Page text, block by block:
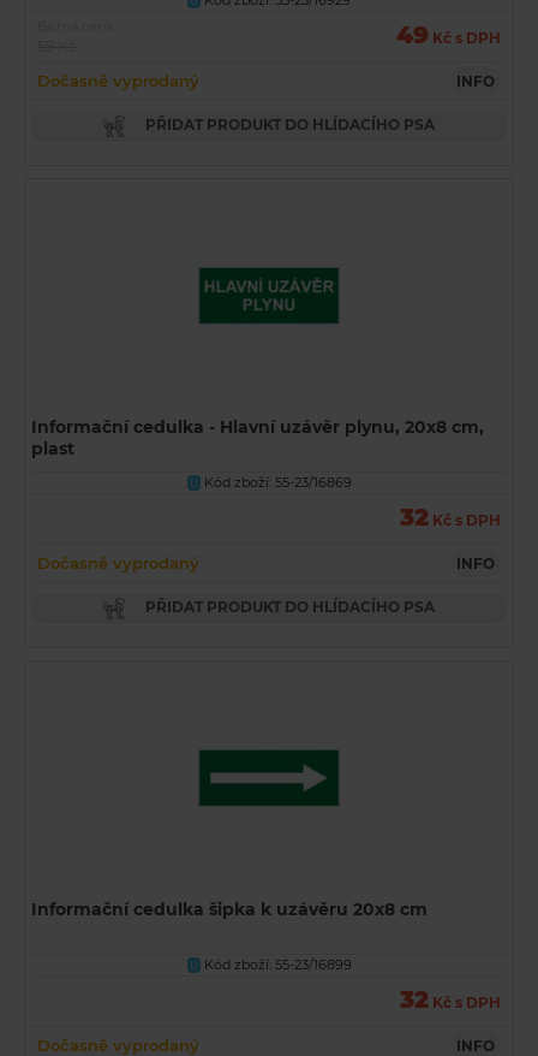
49 Kč s DPH
Dočasně vyprodaný INFO
PŘIDAT PRODUKT DO HLÍDACÍHO PSA
Informační cedulka - Hlavní uzávěr plynu, 20x8 cm,
plast
U Kód zboží: 55-23/16869
32 Kč s DPH
Dočasně vyprodaný INFO
PŘIDAT PRODUKT DO HLÍDACÍHO PSA
Informační cedulka šipka k uzávěru 20x8 cm
U Kód zboží: 55-23/16899
32 Kč s DPH
Dočasně vyprodaný INFO